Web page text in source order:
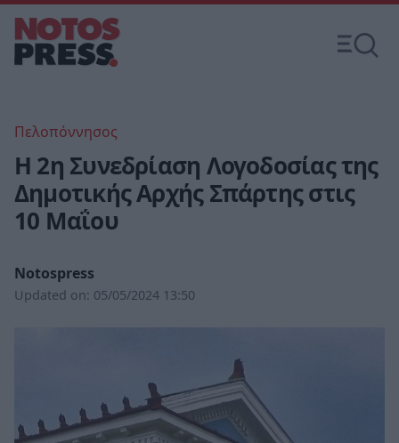
Πελοπόννησος
Η 2η Συνεδρίαση Λογοδοσίας της
Δημοτικής Αρχής Σπάρτης στις
10 Μαΐου
Notospress
Updated on: 05/05/2024 13:50